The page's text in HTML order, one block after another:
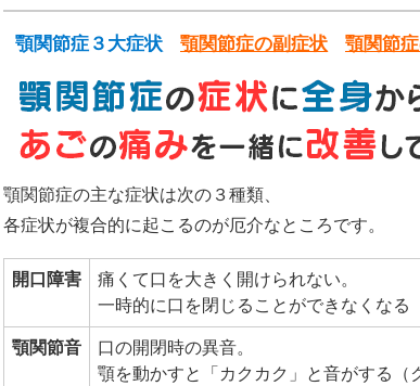
顎関節症３大症状 顎関節症の副症状 顎関節
顎関節症の主な症状は次の３種類、
各症状が複合的に起こるのが厄介なところです。
開口障害
痛くて口を大きく開けられない。
一時的に口を閉じることができなくなる
顎関節音
口の開閉時の異音。
顎を動かすと「カクカク」と音がする（